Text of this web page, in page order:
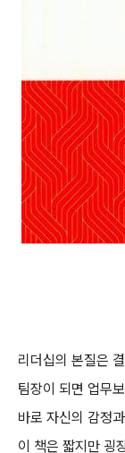
리더십의 본질은
팀장이 되면 업무
바로 자신의 감정
이 책은 짧지만 굉